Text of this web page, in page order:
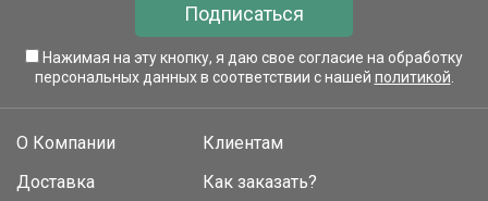
Подписаться
Нажимая на эту кнопку, я даю свое согласие на обработку
персональных данных в соответствии с нашей политикой
О Компании
Доставка
Клиентам
Как заказать?